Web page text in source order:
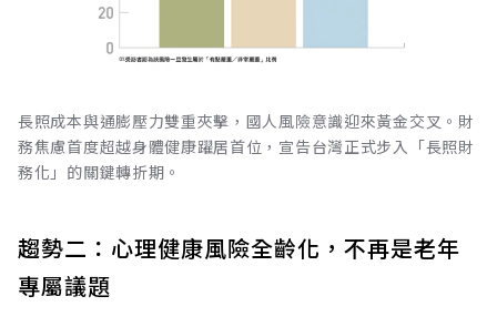
長照成本與通膨壓力雙重夾擊，國人風險意識迎來黃金交叉。財
務焦慮首度超越身體健康躍居首位，宣告台灣正式步入「長照財
務化」的關鍵轉折期。
趨勢二：心理健康風險全齡化，不再是老年
專屬議題